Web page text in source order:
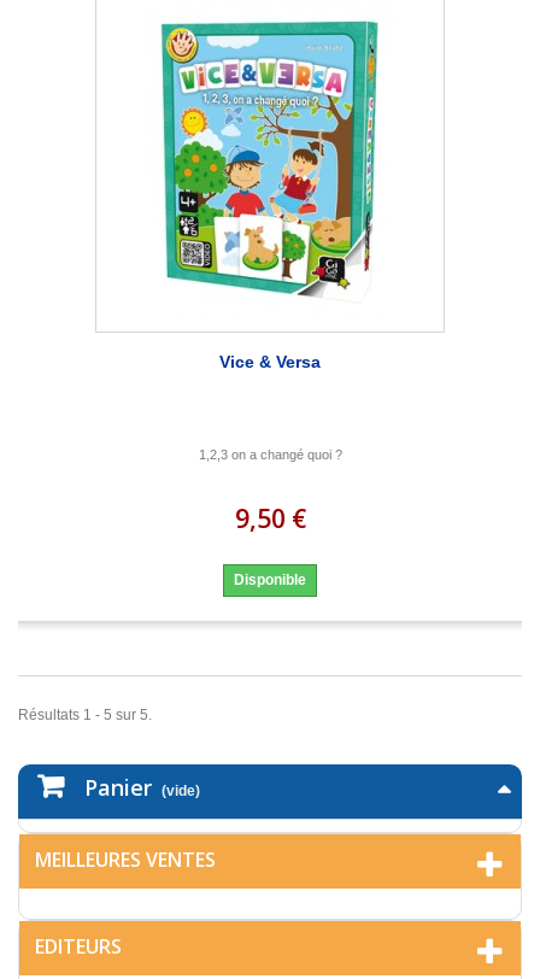
Vice & Versa
1,2,3 on a changé quoi ?
9,50 €
Disponible
Résultats 1 - 5 sur 5.
Panier (vide)
MEILLEURES VENTES
EDITEURS